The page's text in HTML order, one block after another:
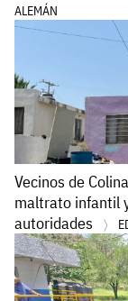
ALEMÁN
Vecinos de
maltrato infantil
autoridades